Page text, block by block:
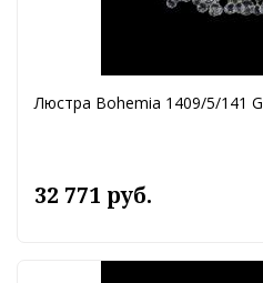
Люстра Bohemia 1409/5/141 G
32 771 руб.